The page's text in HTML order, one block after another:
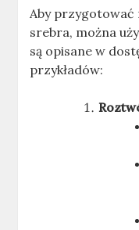
Aby
srebra, można
są opisane w
przykładów: